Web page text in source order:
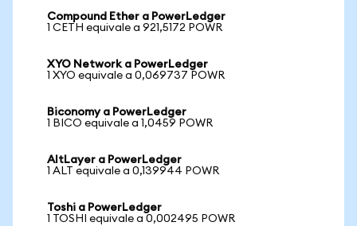
Compound Ether a PowerLedger
1 CETH equivale a 921,5172 POWR
XYO Network a PowerLedger
1 XYO equivale a 0,069737 POWR
Biconomy a PowerLedger
1 BICO equivale a 1,0459 POWR
AltLayer a PowerLedger
1 ALT equivale a 0,139944 POWR
Toshi a PowerLedger
1 TOSHI equivale a 0,002495 POWR